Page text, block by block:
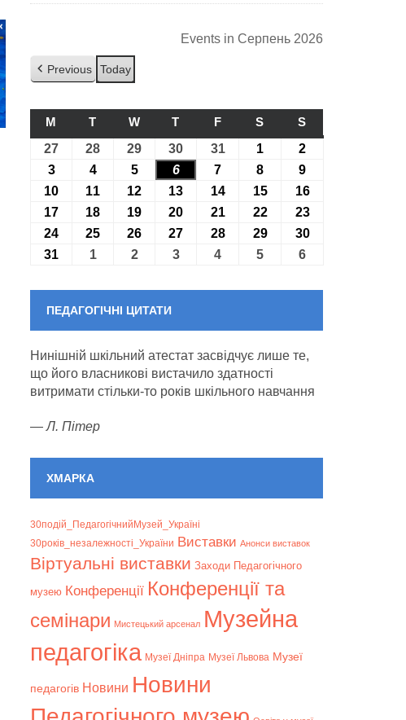
Events in Серпень 2026
Previous Today
M ПОНЕДІЛОК
T ВІВТОРОК
WСЕРЕДА
T ЧЕТВЕР
FП’ЯТНИЦЯ
S СУБОТА
S
27 27.07.2026
28 28.07.2026
29 29.07.2026
30 30.07.2026
3131.07.2026
1 01.08.2026
2
303.08.2026
404.08.2026
505.08.2026
606.08.2026
7 07.08.2026
8 08.08.2026
9
10 10.08.2026
11 11.08.2026
12 12.08.2026
13 13.08.2026
1414.08.2026
1515.08.2026
1616.08.2026
17 17.08.2026
18 18.08.2026
19 19.08.2026
20 20.08.2026
2121.08.2026
2222.08.2026
2323.08.2026
24 24.08.2026
25 25.08.2026
26 26.08.2026
27 27.08.2026
2828.08.2026
2929.08.2026
3030.08.2026
31 31.08.2026
101.09.2026
202.09.2026
303.09.2026
4 04.09.2026
5 05.09.2026
6
ПЕДАГОГІЧНІ ЦИТАТИ
Нинішній шкільний атестат засвідчує лише те,
що його власникові вистачило здатності
витримати стільки-то років шкільного навчання
—Л. Пітер
ХМАРКА
30подій_ПедагогічнийМузей_Україні
30років_незалежності_України Bиставки Анонси виставок
Віртуальні виставки Заходи Педагогічного
музею Конференції Конференції та
семінари Мистецький арсенал Музейна
педагогіка Музеї Дніпра Музеї Львова Музеї
педагогів Новини Новини